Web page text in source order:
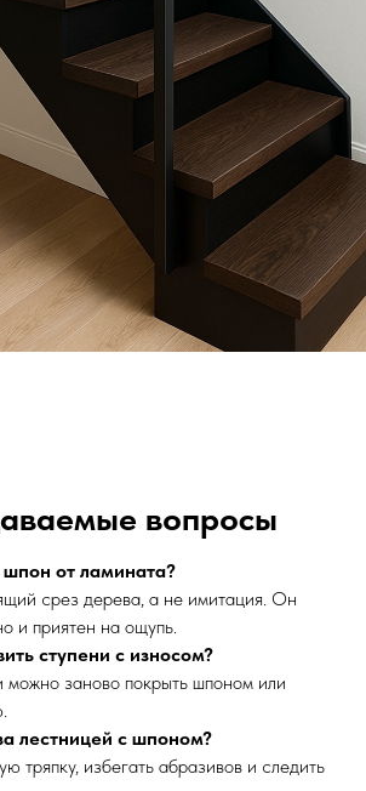
вопросы
шпон от ламината?
срез дерева, а не имитация. Он
и приятен на ощупь.
ступени с износом?
можно заново покрыть шпоном или
лестницей с шпоном?
тряпку, избегать абразивов и следить